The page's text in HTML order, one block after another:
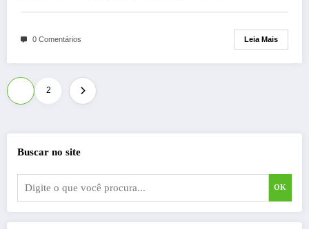
0 Comentários Leia Mais
Paginação
de
posts
2
Buscar no site
OK